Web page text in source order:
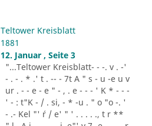
Teltower Kreisblatt
1881
12. Januar , Seite 3
"...Teltower Kreisblatt- - -. v . -'
- . - . * .' t . -- - 7t A " s - u -e u v
ur . - - e - e " - , . e - - - ' K * - - -
' - : t"K - / . si, - * -u . " o "o -. '
- .- Kel "' ´r / e' " ' . . . . ., t r **